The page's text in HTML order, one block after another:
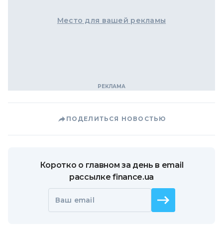
Место для вашей рекламы
ПОДЕЛИТЬСЯ НОВОСТЬЮ
Коротко о главном за день в email
рассылке finance.ua
Ваш email